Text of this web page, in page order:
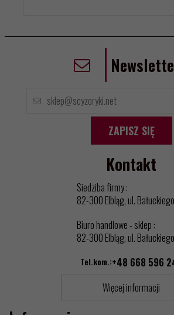
ZAPISZ SIĘ
Kontakt
Siedziba firmy :
82-300 Elbląg, ul.
Biuro handlowe - sklep :
82-300 Elbląg, ul.
Tel.kom.:+48 668 596
Więcej informacji